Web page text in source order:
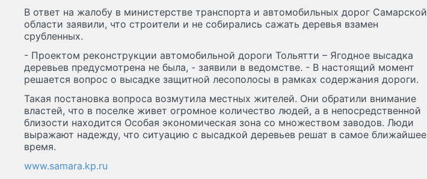
В ответ на жалобу в министерстве транспорта и автомобильных дорог Самарской
области заявили, что строители и не собирались сажать деревья взамен
срубленных.
- Проектом реконструкции автомобильной дороги Тольятти – Ягодное высадка
деревьев предусмотрена не была, - заявили в ведомстве. - В настоящий момент
решается вопрос о высадке защитной лесополосы в рамках содержания дороги.
Такая постановка вопроса возмутила местных жителей. Они обратили внимание
властей, что в поселке живет огромное количество людей, а в непосредственной
близости находится Особая экономическая зона со множеством заводов. Люди
выражают надежду, что ситуацию с высадкой деревьев решат в самое ближайшее
время.
www.samara.kp.ru